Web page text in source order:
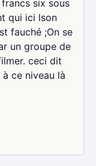
six sous
qui ici lson
fauché ;On se
un groupe de
ceci dit
ce niveau là